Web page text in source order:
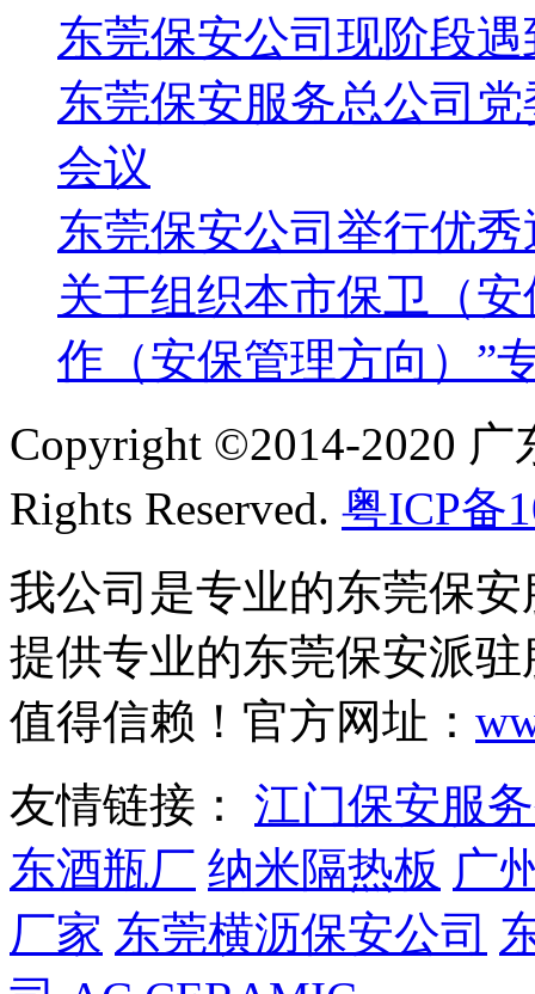
东莞保安公司现阶段
东莞保安服务总公司
会议
东莞保安公司举行优
关于组织本市保卫（
作（安保管理方向）”
Copyright ©2014-2020
Rights Reserved. 粤ICP备
我公司是专业的东莞保
提供专业的东莞保安派
值得信赖！官方网址：
友情链接： 江门保安服
东酒瓶厂 纳米隔热板 广
厂家 东莞横沥保安公司